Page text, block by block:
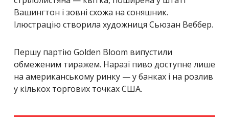
Вашингтон і зовні схожа на соняшник.
Ілюстрацію створила художниця Сьюзан Веббер.
Першу партію Golden Bloom випустили
обмеженим тиражем. Наразі пиво доступне лише
на американському ринку — у банках і на розлив
у кількох торгових точках США.